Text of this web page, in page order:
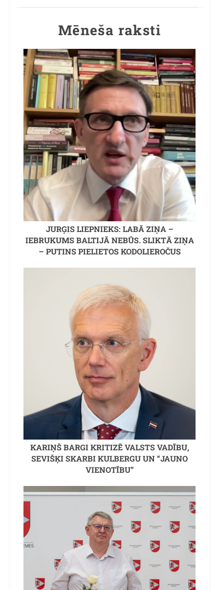
Mēneša raksti
JURĢIS LIEPNIEKS: LABĀ ZIŅA –
IEBRUKUMS BALTIJĀ NEBŪS. SLIKTĀ ZIŅA
– PUTINS PIELIETOS KODOLIEROČUS
KARIŅŠ BARGI KRITIZĒ VALSTS VADĪBU,
SEVIŠĶI SKARBI KULBERGU UN “JAUNO
VIENOTĪBU”